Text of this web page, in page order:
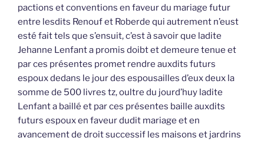
pactions et conventions en faveur du mariage futur
entre lesdits Renouf et Roberde qui autrement n’eust
esté fait tels que s’ensuit, c’est à savoir que ladite
Jehanne Lenfant a promis doibt et demeure tenue et
par ces présentes promet rendre auxdits futurs
espoux dedans le jour des espousailles d’eux deux la
somme de 500 livres tz, oultre du jourd’huy ladite
Lenfant a baillé et par ces présentes baille auxdits
futurs espoux en faveur dudit mariage et en
avancement de droit successif les maisons et jardrins